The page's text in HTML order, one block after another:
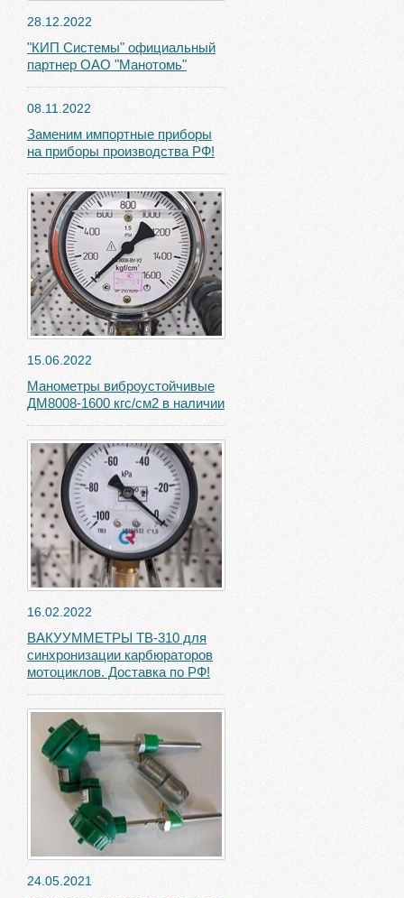
28.12.2022
"КИП Системы" официальный
партнер ОАО "Манотомь"
08.11.2022
Заменим импортные приборы
на приборы производства РФ!
15.06.2022
Манометры виброустойчивые
ДМ8008-1600 кгс/см2 в наличии
16.02.2022
ВАКУУММЕТРЫ ТВ-310 для
синхронизации карбюраторов
мотоциклов. Доставка по РФ!
24.05.2021